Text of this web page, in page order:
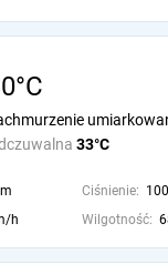
33°C
Ciśnienie:
h Wilgotność: